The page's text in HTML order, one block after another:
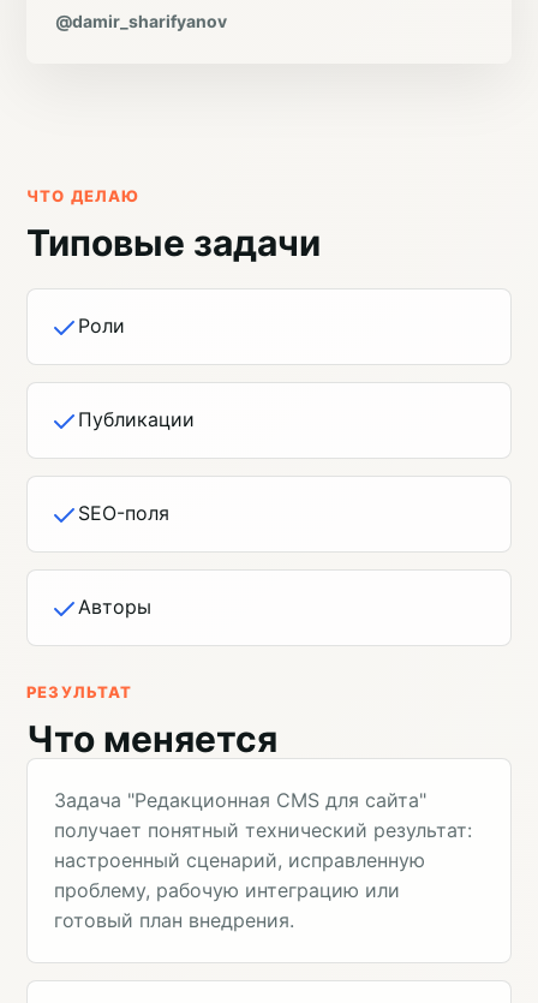
@damir_sharifyanov
ЧТО ДЕЛАЮ
Типовые задачи
Роли
Публикации
SEO-поля
Авторы
РЕЗУЛЬТАТ
Что меняется
Задача "Редакционная CMS для сайта"
получает понятный технический результат:
настроенный сценарий, исправленную
проблему, рабочую интеграцию или
готовый план внедрения.